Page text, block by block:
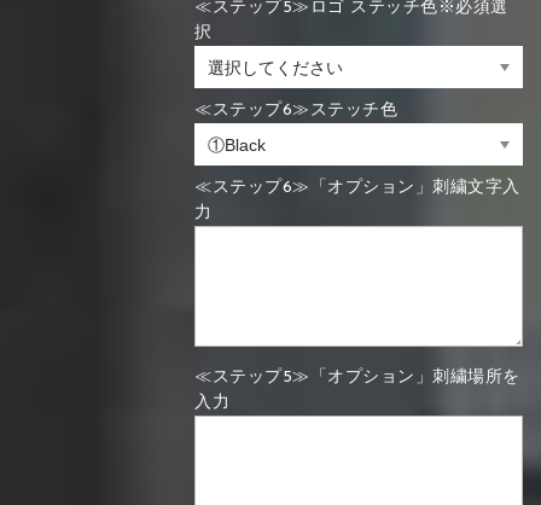
≪ステップ5≫ロゴ ステッチ色※必須選
択
≪ステップ6≫ステッチ色
≪ステップ6≫「オプション」刺繍文字入
力
≪ステップ5≫「オプション」刺繍場所を
入力